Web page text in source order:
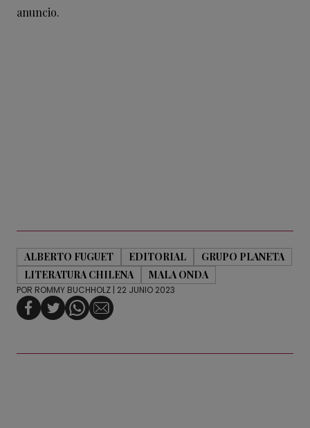
anuncio.
ALBERTO FUGUET EDITORIAL
GRUPO PLANETA
LITERATURA CHILENA
MALA ONDA
POR ROMMY BUCHHOLZ | 22 JUNIO 2023